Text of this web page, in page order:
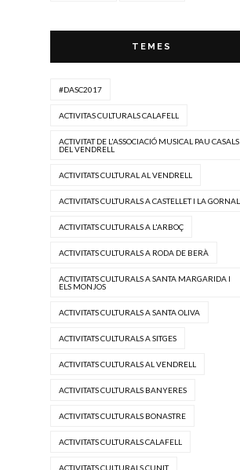
TEMES
#DASC2017
ACTIVITAS CULTURALS CALAFELL
ACTIVITAT DE L'ASSOCIACIÓ MUSICAL PAU CASALS
DEL VENDRELL
ACTIVITATS CULTURAL AL VENDRELL
ACTIVITATS CULTURALS A CASTELLET I LA GORNAL
ACTIVITATS CULTURALS A L'ARBOÇ
ACTIVITATS CULTURALS A RODA DE BERÀ
ACTIVITATS CULTURALS A SANTA MARGARIDA I
ELS MONJOS
ACTIVITATS CULTURALS A SANTA OLIVA
ACTIVITATS CULTURALS A SITGES
ACTIVITATS CULTURALS AL VENDRELL
ACTIVITATS CULTURALS BANYERES
ACTIVITATS CULTURALS BONASTRE
ACTIVITATS CULTURALS CALAFELL
ACTIVITATS CULTURALS CUNIT